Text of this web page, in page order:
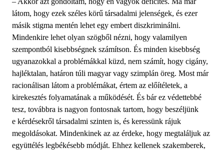
látom, hogy ezek széles körű társadalmi jelenségek, és ezer
másik stigma mentén lehet egy embert diszkriminálni.
Mindenkire lehet olyan szögből nézni, hogy valamilyen
szempontból kisebbségnek számítson. És minden kisebbség
ugyanazokkal a problémákkal küzd, nem számít, hogy cigány,
hajléktalan, határon túli magyar vagy szimplán öreg. Most már
racionálisan látom a problémákat, értem az előítéletek, a
kirekesztés folyamatának a működését. És bár ez védettebbé
tesz, továbbra is nagyon fontosnak tartom, hogy beszéljünk
e kérdésekről társadalmi szinten is, és keressünk rájuk
megoldásokat. Mindenkinek az az érdeke, hogy megtaláljuk az
együttélés legbékésebb módját. Ehhez kellenek szakemberek,